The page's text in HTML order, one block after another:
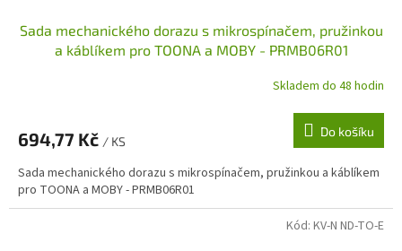
Sada mechanického dorazu s mikrospínačem, pružinkou
a káblíkem pro TOONA a MOBY - PRMB06R01
Skladem do 48 hodin
694,77 Kč / KS
Do košíku
Sada mechanického dorazu s mikrospínačem, pružinkou a káblíkem
pro TOONA a MOBY - PRMB06R01
Kód: KV-N ND-TO-E